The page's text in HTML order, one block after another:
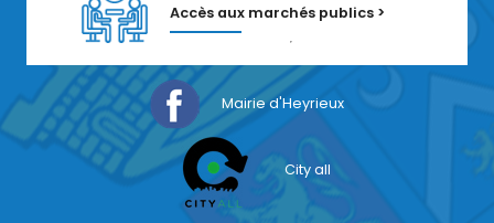
Accès aux marchés publics >
Mairie d'Heyrieux
City all